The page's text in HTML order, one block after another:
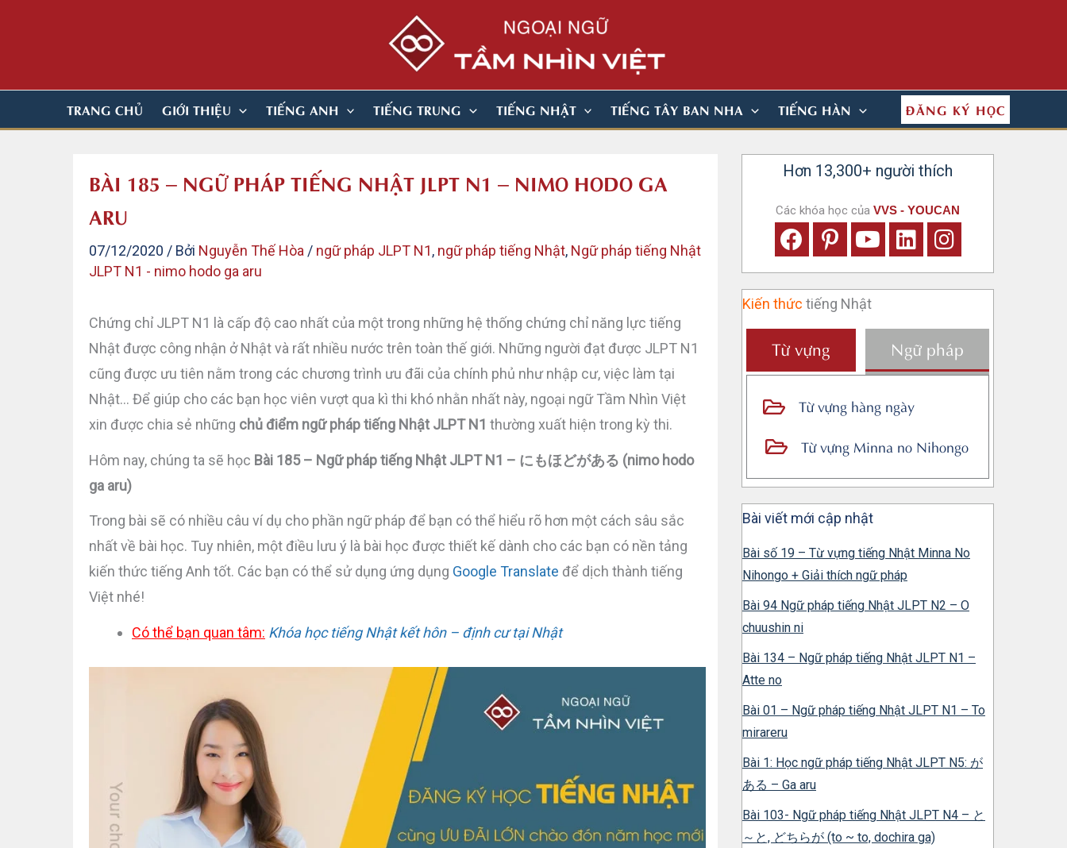
dung
TRANG CHỦ GIỚI THIỆU TIẾNG ANH TIẾNG TRUNG TIẾNG NHẬT TIẾNG TÂY BAN NHA TIẾNG HÀN ĐĂNG KÝ HỌC
BÀI 185 – NGỮ PHÁP TIẾNG NHẬT JLPT N1 – NIMO HODO GA
ARU
07/12/2020 / Bởi Nguyễn Thế Hòa / ngữ pháp JLPT N1, ngữ pháp tiếng Nhật, Ngữ pháp tiếng Nhật
JLPT N1 - nimo hodo ga aru
Chứng chỉ JLPT N1 là cấp độ cao nhất của một trong những hệ thống chứng chỉ năng lực tiếng
Nhật được công nhận ở Nhật và rất nhiều nước trên toàn thế giới. Những người đạt được JLPT N1
cũng được ưu tiên nằm trong các chương trình ưu đãi của chính phủ như nhập cư, việc làm tại
Nhật… Để giúp cho các bạn học viên vượt qua kì thi khó nhằn nhất này, ngoại ngữ Tầm Nhìn Việt
xin được chia sẻ những chủ điểm ngữ pháp tiếng Nhật JLPT N1 thường xuất hiện trong kỳ thi.
Hôm nay, chúng ta sẽ học Bài 185 – Ngữ pháp tiếng Nhật JLPT N1 – にもほどがある (nimo hodo
ga aru)
Trong bài sẽ có nhiều câu ví dụ cho phần ngữ pháp để bạn có thể hiểu rõ hơn một cách sâu sắc
nhất về bài học. Tuy nhiên, một điều lưu ý là bài học được thiết kế dành cho các bạn có nền tảng
kiến thức tiếng Anh tốt. Các bạn có thể sử dụng ứng dụng Google Translate để dịch thành tiếng
Việt nhé!
Có thể bạn quan tâm: Khóa học tiếng Nhật kết hôn – định cư tại Nhật
Hơn 13,300+ người thích
Các khóa học của VVS - YOUCAN
Kiến thức tiếng Nhật
Từ vựng Ngữ pháp
Từ vựng hàng ngày
Từ vựng Minna no Nihongo
Bài viết mới cập nhật
Bài số 19 – Từ vựng tiếng Nhật Minna No
Nihongo + Giải thích ngữ pháp
Bài 94 Ngữ pháp tiếng Nhật JLPT N2 – O
chuushin ni
Bài 134 – Ngữ pháp tiếng Nhật JLPT N1 –
Atte no
Bài 01 – Ngữ pháp tiếng Nhật JLPT N1 – To
mirareru
Bài 1: Học ngữ pháp tiếng Nhật JLPT N5: が
ある – Ga aru
Bài 103- Ngữ pháp tiếng Nhật JLPT N4 – と
～と, どちらが (to ~ to, dochira ga)